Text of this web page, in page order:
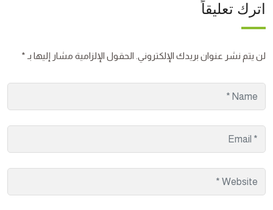
اترك تعليقاً
لن يتم نشر عنوان بريدك الإلكتروني. الحقول الإلزامية مشار إليها بـ *